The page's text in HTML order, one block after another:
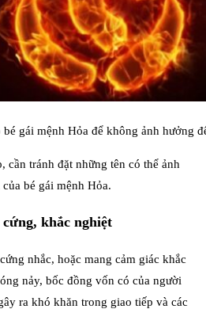
gái mệnh Hỏa để không ảnh hưởng
cần tránh đặt những tên có thể ảnh
bé gái mệnh Hỏa.
khắc nghiệt
nhắc, hoặc mang cảm giác khắc
nảy, bốc đồng vốn có của người
ra khó khăn trong giao tiếp và các